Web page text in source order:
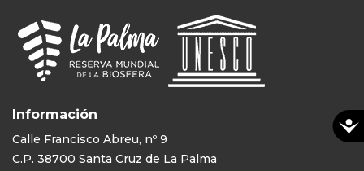
Información
Calle Francisco Abreu, nº 9
C.P. 38700 Santa Cruz de La Palma